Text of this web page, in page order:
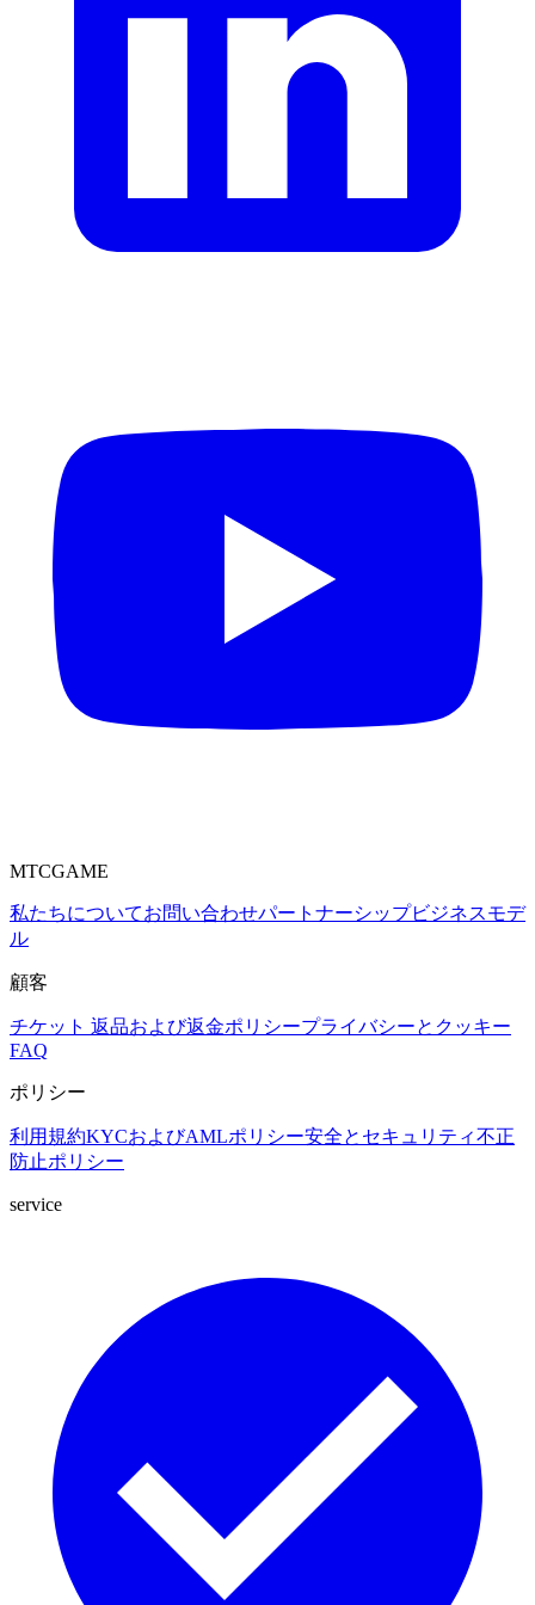
MTCGAME
私たちについてお問い合わせパートナーシップビジネスモデ
ル
顧客
チケット 返品および返金ポリシープライバシーとクッキー
FAQ
ポリシー
利用規約KYCおよびAMLポリシー安全とセキュリティ不正
防止ポリシー
service